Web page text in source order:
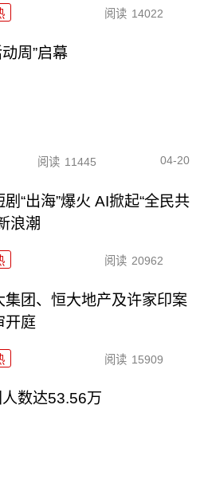
阅读 14022
周”启幕
阅读 11445 04-20
剧“出海”爆火 AI掀起“全民共
浪潮
阅读 20962
集团、恒大地产及许家印案
开庭
阅读 15909
数达53.56万